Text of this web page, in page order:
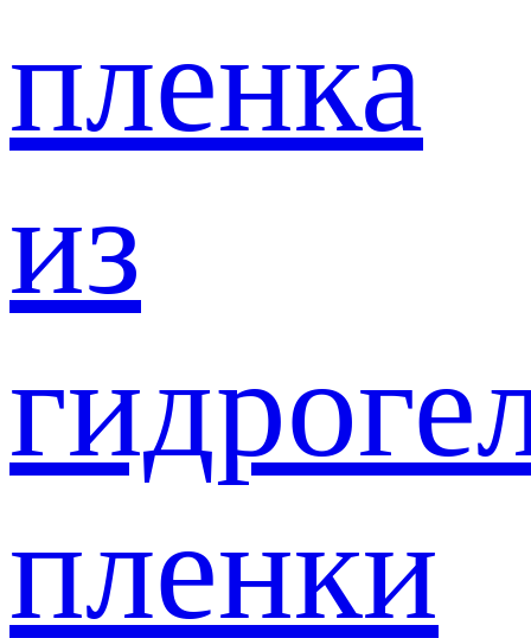
пленка
из
пленки